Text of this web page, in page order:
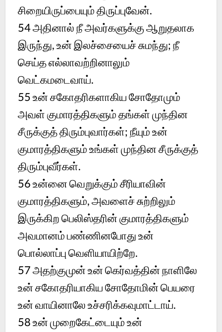
சிறையிருப்பையும் திருப்புவேன்.
54 அதினால் நீ அவர்களுக்கு ஆறுதலாக
இருந்து, உன் இலச்சையைச் சுமந்து; நீ
செய்த எல்லாவற்றினாலும்
வெட்கமடைவாய்.
55 உன் சகோதரிகளாகிய சோதோமும்
அவள் குமாரத்திகளும் தங்கள் முந்தின
சீருக்குத் திரும்புவார்கள்; நீயும் உன்
குமாரத்திகளும் உங்கள் முந்தின சீருக்குத்
திரும்புவீர்கள்.
56 உன்னை வெறுக்கும் சீரியாவின்
குமாரத்திகளும், அவளைச் சுற்றிலும்
இருக்கிற பெலிஸ்தரின் குமாரத்திகளும்
அவமானம் பண்ணினபோது உன்
பொல்லாப்பு வெளியாயிற்றே.
57 அதற்குமுன் உன் கெர்வத்தின் நாளிலே
உன் சகோதரியாகிய சோதோமின் பெயரை
உன் வாயினாலே உச்சரிக்கவுமாட்டாய்.
58 உன் முறைகேட்டையும் உன்